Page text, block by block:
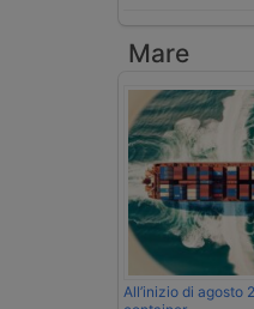
Mare
All’inizio di agosto